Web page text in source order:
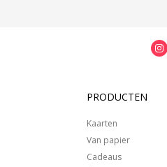
PRODUCTEN
Kaarten
Van papier
Cadeaus